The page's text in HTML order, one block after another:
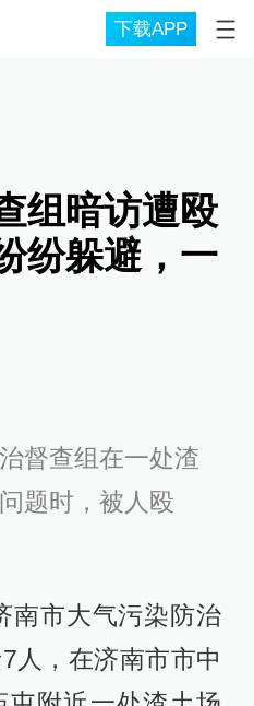
下载APP
组暗访遭殴
纷躲避，一
督查组在一处渣
题时，被人殴
南市大气污染防治
人，在济南市市中